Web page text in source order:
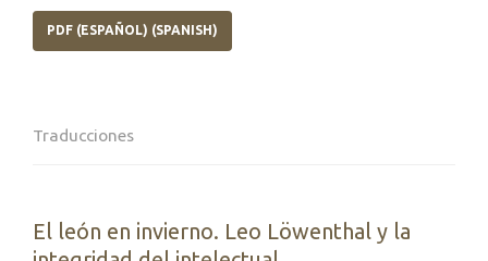
PDF (ESPAÑOL) (SPANISH)
Traducciones
El león en invierno. Leo Löwenthal y la